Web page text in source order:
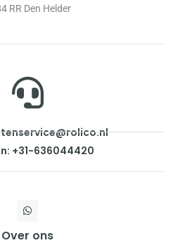
RR Den Helder
+31-636044420
Over ons